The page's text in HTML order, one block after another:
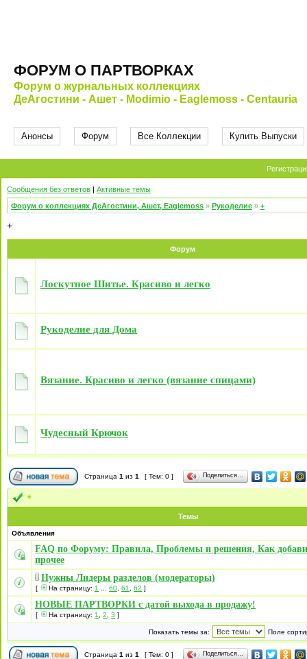
ФОРУМ О ПАРТВОРКАХ
Форум о журнальных коллекциях
ДеАгостини - Ашет - Modimio - Eaglemoss - Centauria
Анонсы Форум Все Коллекции Купить Выпуски
Сообщения без ответов | Активные темы
Форум о коллекциях ДеАгостини, Ашет, Eaglemoss » Рукоделие » +
+
Форум
Лоскутное Шитье. Красиво и легко
Рукоделие для Дома
Вязание. Красиво и легко (вязание спицами)
Чудесный Крючок
Страница 1 из 1 [ Тем: 0 ] Поделиться…
+
Темы
Объявления
FAQ по Форуму: Правила, Проблемы и решения, Как
прочее
Нужны Лидеры разделов (модераторы)
[ На страницу: 1 60 61 62 ]
НОВЫЕ ПАРТВОРКИ с датой выхода в продажу!
[ На страницу: 1 2 3 ]
Показать темы за: Поле
Страница 1 из 1 [ Тем: 0 ] Поделиться…